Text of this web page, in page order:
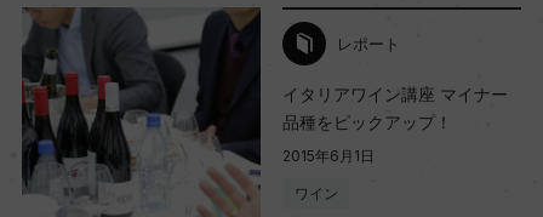
レポート
イタリアワイン講座 マイナー
品種をピックアップ！
2015年6月1日
ワイン